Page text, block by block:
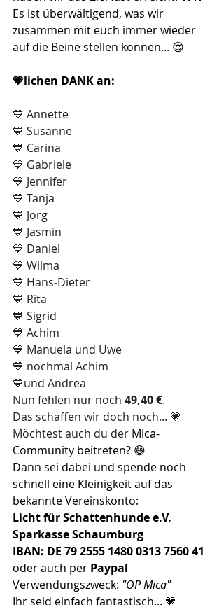
Es ist überwältigend, was wir
zusammen mit euch immer wieder
auf die Beine stellen können... 😍
💗lichen DANK an:
💙 Annette
💙 Susanne
💙 Carina
💙 Gabriele
💙 Jennifer
💙 Tanja
💙 Jörg
💙 Jasmin
💙 Daniel
💙 Wilma
💙 Hans-Dieter
💙 Rita
💙 Sigrid
💙 Achim
💙 Manuela und Uwe
💙 nochmal Achim
💙und Andrea
Nun fehlen nur noch 49,40 €.
Das schaffen wir doch noch... 💗
Möchtest auch du der Mica-
Community beitreten? 😄
Dann sei dabei und spende noch
schnell eine Kleinigkeit auf das
bekannte Vereinskonto:
Licht für Schattenhunde e.V.
Sparkasse Schaumburg
IBAN: DE 79 2555 1480 0313 7560 41
oder auch per Paypal
Verwendungszweck: "OP Mica"
Ihr seid einfach fantastisch... 💗